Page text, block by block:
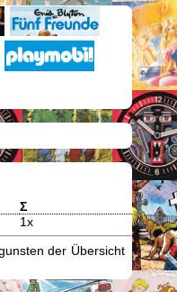
Σ
1x
der Übersicht